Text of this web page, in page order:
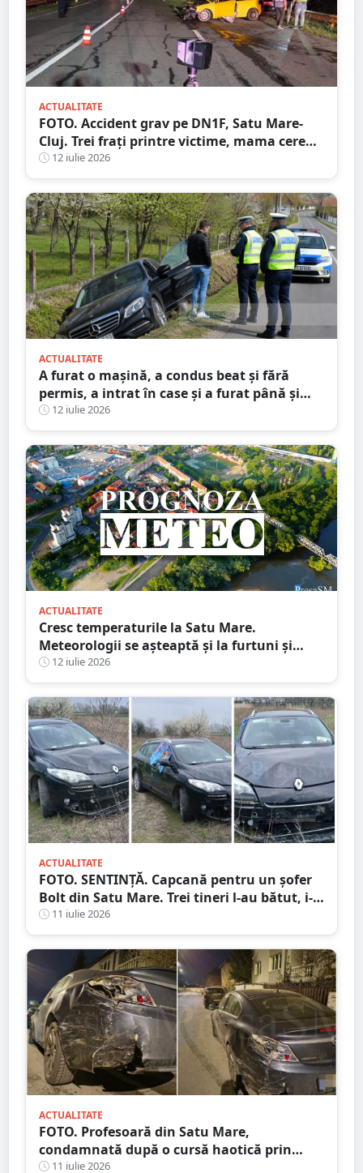
ACTUALITATE
FOTO. Accident grav pe DN1F, Satu Mare-
Cluj. Trei frați printre victime, mama cere
ajutorul martorilor
12 iulie 2026
ACTUALITATE
A furat o mașină, a condus beat și fără
permis, a intrat în case și a furat până și
brazi ornamentali. Faptele unui minor din
Satu Mare
12 iulie 2026
ACTUALITATE
Cresc temperaturile la Satu Mare.
Meteorologii se așteaptă și la furtuni și
vijelii. Prognoza meteo pentru săptămâna
următoare
12 iulie 2026
ACTUALITATE
FOTO. SENTINȚĂ. Capcană pentru un șofer
Bolt din Satu Mare. Trei tineri l-au bătut, i-
au furat mașina și banii după ce l-au
chemat prin aplicație
11 iulie 2026
ACTUALITATE
FOTO. Profesoară din Satu Mare,
condamnată după o cursă haotică prin
oraș. Alcoolemie uriașă, oprită de un șofer
11 iulie 2026